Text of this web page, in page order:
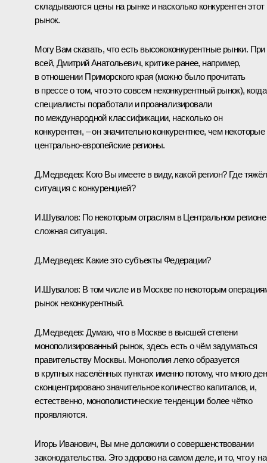
складываются цены на рынке и насколько конкурентен этот
рынок.
Могу Вам сказать, что есть высококонкурентные рынки. При
всей, Дмитрий Анатольевич, критике ранее, например,
в отношении Приморского края (можно было прочитать
в прессе о том, что это совсем неконкурентный рынок), когда
специалисты поработали и проанализировали
по международной классификации, насколько он
конкурентен, – он значительно конкурентнее, чем некоторые
центрально-европейские регионы.
Д.Медведев: Кого Вы имеете в виду, какой регион? Где
ситуация с конкуренцией?
И.Шувалов: По некоторым отраслям в Центральном регионе
сложная ситуация.
Д.Медведев: Какие это субъекты Федерации?
И.Шувалов: В том числе и в Москве по некоторым
рынок неконкурентный.
Д.Медведев: Думаю, что в Москве в высшей степени
монополизированный рынок, здесь есть о чём задуматься
правительству Москвы. Монополия легко образуется
в крупных населённых пунктах именно потому, что много
сконцентрировано значительное количество капиталов, и,
естественно, монополистические тенденции более чётко
проявляются.
Игорь Иванович, Вы мне доложили о совершенствовании
законодательства. Это здорово на самом деле, и то, что у